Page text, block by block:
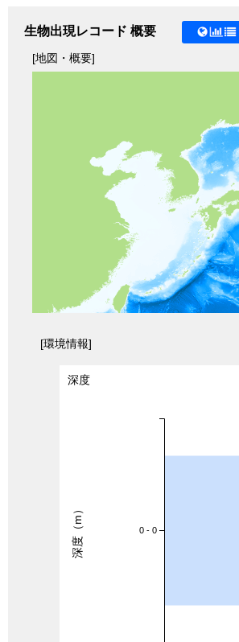
生物出現レコード 概要
[地図・概要]
[環境情報]
深度
0 - 0
深度（m）